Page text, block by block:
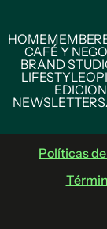
HOMEMEMBER
CAFÉ Y
BRAND
LIFESTYLE
NEWSLETTERS
Políticas